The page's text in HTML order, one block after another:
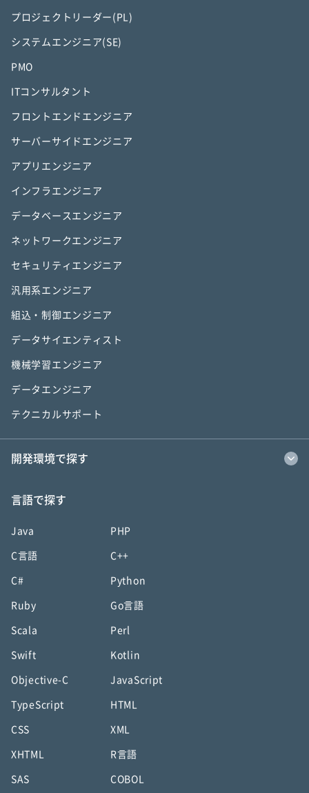
プロジェクトリーダー(PL)
システムエンジニア(SE)
PMO
ITコンサルタント
フロントエンドエンジニア
サーバーサイドエンジニア
アプリエンジニア
インフラエンジニア
データベースエンジニア
ネットワークエンジニア
セキュリティエンジニア
汎用系エンジニア
組込・制御エンジニア
データサイエンティスト
機械学習エンジニア
データエンジニア
テクニカルサポート
開発環境で探す
言語で探す
Java PHP
C言語 C++
C# Python
Ruby Go言語
Scala Perl
Swift Kotlin
Objective-C JavaScript
TypeScript HTML
CSS XML
XHTML R言語
SAS COBOL